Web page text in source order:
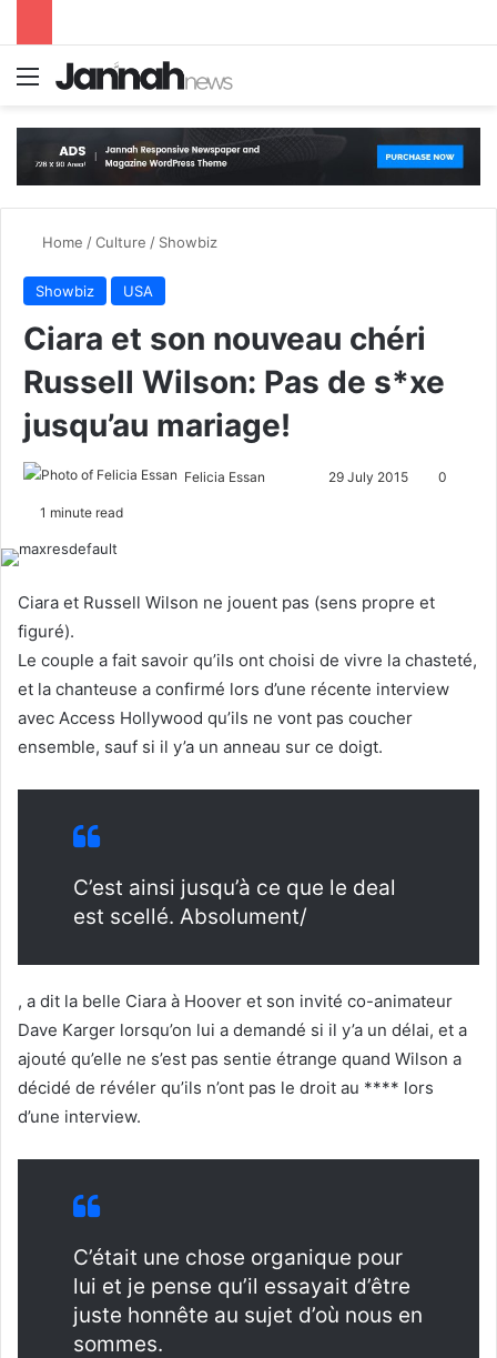
Menu
Home /Culture / Showbiz
Showbiz USA
Ciara et son nouveau chéri
Russell Wilson: Pas de s*xe
jusqu’au mariage!
Felicia Essan
w
n
X
n
m
a
i
l
29 July 2015 0
1 minute read
Ciara et Russell Wilson ne jouent pas (sens propre et
figuré).
Le couple a fait savoir qu’ils ont choisi de vivre la chasteté,
et la chanteuse a confirmé lors d’une récente interview
avec Access Hollywood qu’ils ne vont pas coucher
ensemble, sauf si il y’a un anneau sur ce doigt.
C’est ainsi jusqu’à ce que le deal
est scellé. Absolument/
, a dit la belle Ciara à Hoover et son invité co-animateur
Dave Karger lorsqu’on lui a demandé si il y’a un délai, et a
ajouté qu’elle ne s’est pas sentie étrange quand Wilson a
décidé de révéler qu’ils n’ont pas le droit au **** lors
d’une interview.
C’était une chose organique pour
lui et je pense qu’il essayait d’être
juste honnête au sujet d’où nous en
sommes.